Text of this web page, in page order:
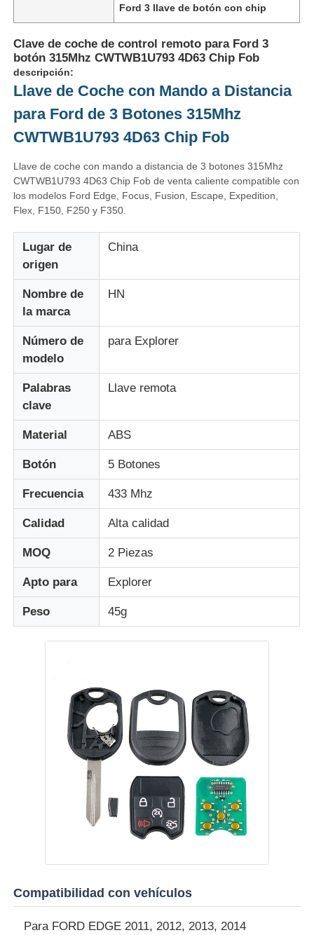
Inicio
Videos
Visita a la fábrica
Control de Calidad
Llaves autos
Ford 3 llave de botón con chip
Clave de coche de control remoto para Ford 3
botón 315Mhz CWTWB1U793 4D63 Chip Fob
descripción:
Llave de Coche con Mando a Distancia
para Ford de 3 Botones 315Mhz
CWTWB1U793 4D63 Chip Fob
Llave de coche con mando a distancia de 3 botones 315Mhz
CWTWB1U793 4D63 Chip Fob de venta caliente compatible con
los modelos Ford Edge, Focus, Fusion, Escape, Expedition,
Flex, F150, F250 y F350.
Lugar de
origen
China
Nombre de
la marca
HN
Número de
modelo
para Explorer
Palabras
clave
Llave remota
Material ABS
Botón 5 Botones
Frecuencia 433 Mhz
Calidad Alta calidad
MOQ 2 Piezas
Apto para Explorer
Peso 45g
Compatibilidad con vehículos
Para FORD EDGE 2011, 2012, 2013, 2014